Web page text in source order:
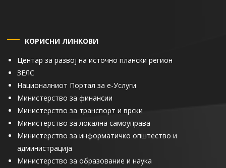
КОРИСНИ ЛИНКОВИ
Центар за развој на источно плански регион
ЗЕЛС
Националниот Портал за е-Услуги
Министерство за финансии
Министерство за транспорт и врски
Министерство за локална самоуправа
Министерство за информатичко општество и
администрација
Министерство за образование и наука